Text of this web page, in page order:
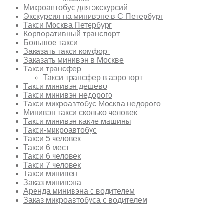
Микроавтобус для экскурсий
Экскурсия на минивэне в С-Петербург
Такси Москва Петербург
Корпоративный транспорт
Большое такси
Заказать такси комфорт
Заказать минивэн в Москве
Такси трансфер
Такси трансфер в аэропорт
Такси минивэн дешево
Такси минивэн недорого
Такси микроавтобус Москва недорого
Минивэн такси сколько человек
Такси минивэн какие машины
Такси-микроавтобус
Такси 5 человек
Такси 6 мест
Такси 6 человек
Такси 7 человек
Такси минивен
Заказ минивэна
Аренда минивэна с водителем
Заказ микроавтобуса с водителем